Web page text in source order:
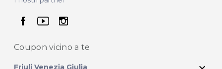
seguici su facebook
seguici su youtube
seguici su instagram
Coupon vicino a te
Friuli Venezia Giulia